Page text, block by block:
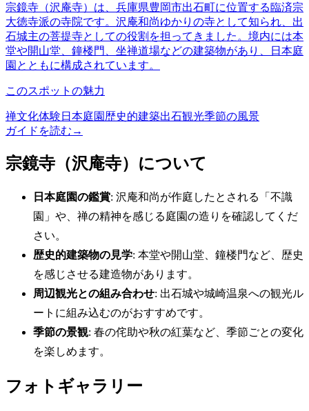
宗鏡寺（沢庵寺）は、兵庫県豊岡市出石町に位置する臨済宗
大徳寺派の寺院です。沢庵和尚ゆかりの寺として知られ、出
石城主の菩提寺としての役割を担ってきました。境内には本
堂や開山堂、鐘楼門、坐禅道場などの建築物があり、日本庭
園とともに構成されています。
このスポットの魅力
禅文化体験 日本庭園 歴史的建築出石観光季節の風景
ガイドを読む →
宗鏡寺（沢庵寺）について
日本庭園の鑑賞: 沢庵和尚が作庭したとされる「不識
園」や、禅の精神を感じる庭園の造りを確認してくだ
さい。
歴史的建築物の見学: 本堂や開山堂、鐘楼門など、歴史
を感じさせる建造物があります。
周辺観光との組み合わせ: 出石城や城崎温泉への観光ル
ートに組み込むのがおすすめです。
季節の景観: 春の侘助や秋の紅葉など、季節ごとの変化
を楽しめます。
フォトギャラリー